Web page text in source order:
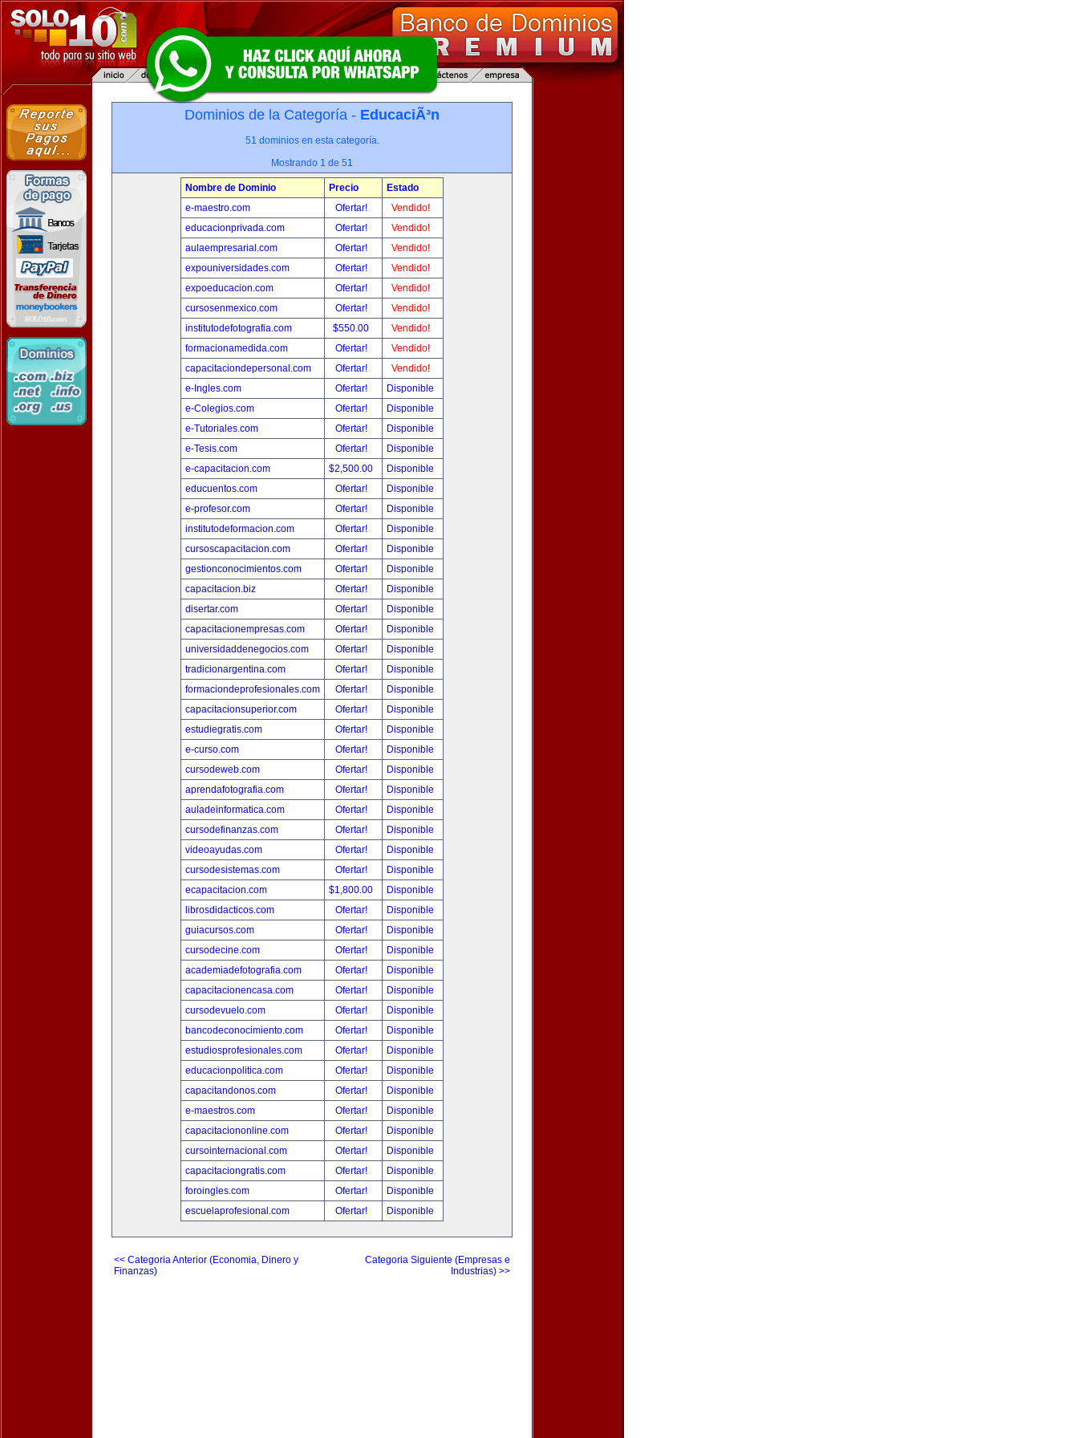
Dominios de la Categoría - EducaciÃ³n
51 dominios en esta categoría.
Mostrando 1 de 51
Nombre de Dominio Precio
Estado
e-maestro.com
Ofertar!
Vendido!
educacionprivada.com
Ofertar!
Vendido!
aulaempresarial.com
Ofertar!
Vendido!
expouniversidades.com
Ofertar!
Vendido!
expoeducacion.com
Ofertar!
Vendido!
cursosenmexico.com
Ofertar!
Vendido!
institutodefotografia.com
$550.00
Vendido!
formacionamedida.com
Ofertar!
Vendido!
capacitaciondepersonal.com
Ofertar!
Vendido!
e-Ingles.com
Ofertar!
Disponible
e-Colegios.com
Ofertar!
Disponible
e-Tutoriales.com
Ofertar!
Disponible
e-Tesis.com
Ofertar!
Disponible
e-capacitacion.com
$2,500.00
Disponible
educuentos.com
Ofertar!
Disponible
e-profesor.com
Ofertar!
Disponible
institutodeformacion.com
Ofertar!
Disponible
cursoscapacitacion.com
Ofertar!
Disponible
gestionconocimientos.com
Ofertar!
Disponible
capacitacion.biz
Ofertar!
Disponible
disertar.com
Ofertar!
Disponible
capacitacionempresas.com
Ofertar!
Disponible
universidaddenegocios.com
Ofertar!
Disponible
tradicionargentina.com
Ofertar!
Disponible
formaciondeprofesionales.com
Ofertar!
Disponible
capacitacionsuperior.com
Ofertar!
Disponible
estudiegratis.com
Ofertar!
Disponible
e-curso.com
Ofertar!
Disponible
cursodeweb.com
Ofertar!
Disponible
aprendafotografia.com
Ofertar!
Disponible
auladeinformatica.com
Ofertar!
Disponible
cursodefinanzas.com
Ofertar!
Disponible
videoayudas.com
Ofertar!
Disponible
cursodesistemas.com
Ofertar!
Disponible
ecapacitacion.com
$1,800.00
Disponible
librosdidacticos.com
Ofertar!
Disponible
guiacursos.com
Ofertar!
Disponible
cursodecine.com
Ofertar!
Disponible
academiadefotografia.com
Ofertar!
Disponible
capacitacionencasa.com
Ofertar!
Disponible
cursodevuelo.com
Ofertar!
Disponible
bancodeconocimiento.com
Ofertar!
Disponible
estudiosprofesionales.com
Ofertar!
Disponible
educacionpolitica.com
Ofertar!
Disponible
capacitandonos.com
Ofertar!
Disponible
e-maestros.com
Ofertar!
Disponible
capacitaciononline.com
Ofertar!
Disponible
cursointernacional.com
Ofertar!
Disponible
capacitaciongratis.com
Ofertar!
Disponible
foroingles.com
Ofertar!
Disponible
escuelaprofesional.com
Ofertar! Disponible
<< Categoria Anterior (Economia, Dinero y
Finanzas)
Categoria Siguiente (Empresas e
Industrias) >>